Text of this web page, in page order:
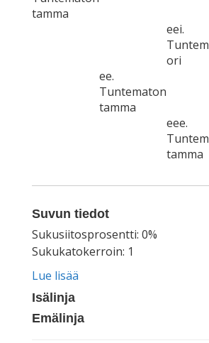
tamma
ee.
Tuntematon
tamma
eei.
ori
eee.
tamma
Suvun tiedot
Sukusiitosprosentti: 0%
Sukukatokerroin: 1
Lue lisää
Isälinja
Emälinja